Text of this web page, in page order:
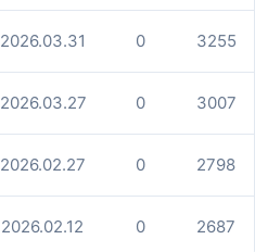
2026.03.31 0 3255
2026.03.27 0 3007
2026.02.27 0 2798
2026.02.12 0 2687